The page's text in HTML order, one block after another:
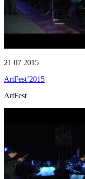
21 07 2015
ArtFest’2015
ArtFest